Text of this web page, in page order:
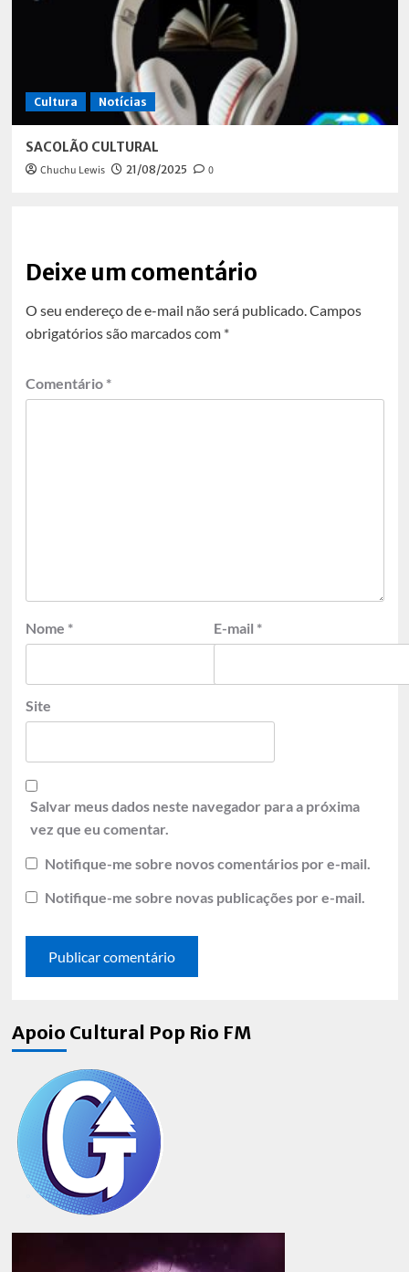
Cultura Notícias
SACOLÃO CULTURAL
Chuchu Lewis 21/08/2025 0
Deixe um comentário
O seu endereço de e-mail não será publicado.Campos
obrigatórios são marcados com *
Comentário *
Nome * E-mail *
Site
Salvar meus dados neste navegador para a próxima
vez que eu comentar.
Notifique-me sobre novos comentários por e-mail.
Notifique-me sobre novas publicações por e-mail.
Apoio Cultural Pop Rio FM